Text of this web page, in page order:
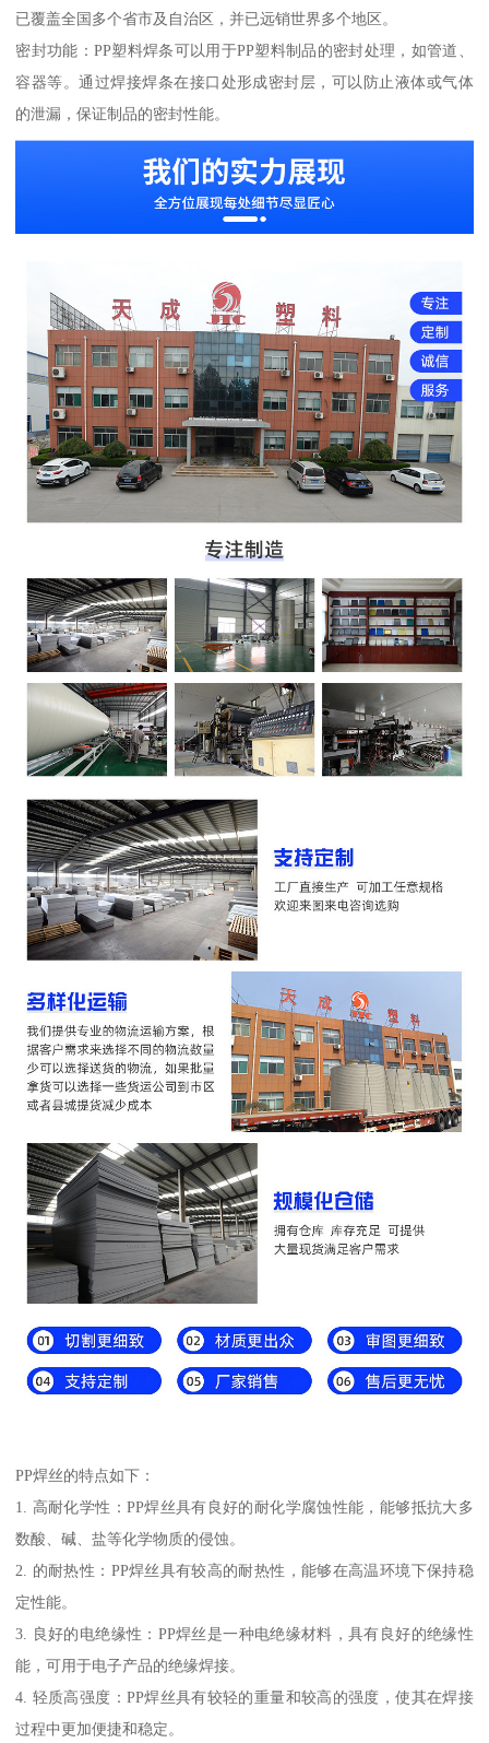
已覆盖全国多个省市及自治区，并已远销世界多个地区。
密封功能：PP塑料焊条可以用于PP塑料制品的密封处理，如管道、
容器等。通过焊接焊条在接口处形成密封层，可以防止液体或气体
的泄漏，保证制品的密封性能。
PP焊丝的特点如下：
1. 高耐化学性：PP焊丝具有良好的耐化学腐蚀性能，能够抵抗大多
数酸、碱、盐等化学物质的侵蚀。
2. 的耐热性：PP焊丝具有较高的耐热性，能够在高温环境下保持稳
定性能。
3. 良好的电绝缘性：PP焊丝是一种电绝缘材料，具有良好的绝缘性
能，可用于电子产品的绝缘焊接。
4. 轻质高强度：PP焊丝具有较轻的重量和较高的强度，使其在焊接
过程中更加便捷和稳定。